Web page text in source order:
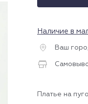
Наличие в
Ваш
Платье на